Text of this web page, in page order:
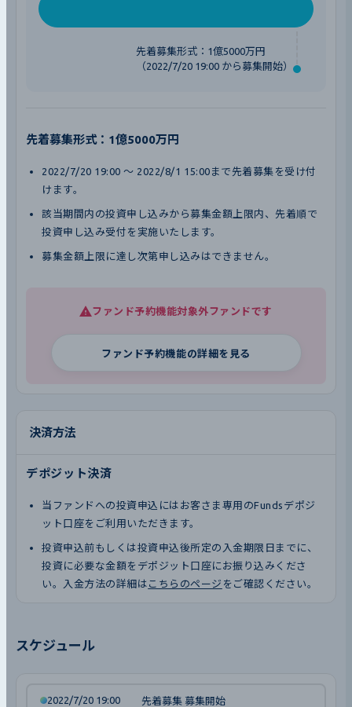
先着募集形式：1億5000万円
（2022/7/20 19:00 から募集開始）
先着募集形式：1億5000万円
2022/7/20 19:00 〜 2022/8/1 15:00まで先着募集を受け付
けます。
該当期間内の投資申し込みから募集金額上限内、先着順で
投資申し込み受付を実施いたします。
募集金額上限に達し次第申し込みはできません。
ファンド予約機能対象外ファンドです
ファンド予約機能の詳細を見る
決済方法
デポジット決済
当ファンドへの投資申込にはお客さま専用のFundsデポジ
ット口座をご利用いただきます。
投資申込前もしくは投資申込後所定の入金期限日までに、
投資に必要な金額をデポジット口座にお振り込みくださ
い。入金方法の詳細は こちらのページ をご確認ください。
スケジュール
2022/7/20 19:00 先着募集 募集開始